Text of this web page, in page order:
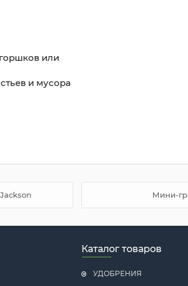
или
и мусора
Мини-
Каталог товаров
УДОБРЕНИЯ